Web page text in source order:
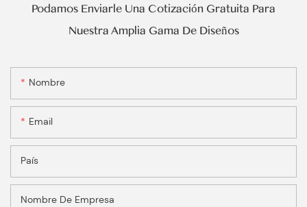
Podamos Enviarle Una Cotización Gratuita Para
Nuestra Amplia Gama De Diseños
Nombre
Email
País
Nombre De Empresa